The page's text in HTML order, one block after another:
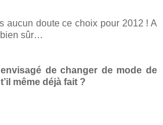
aucun doute ce choix pour 2012 ! A
bien sûr…
de changer de mode de
même déjà fait ?